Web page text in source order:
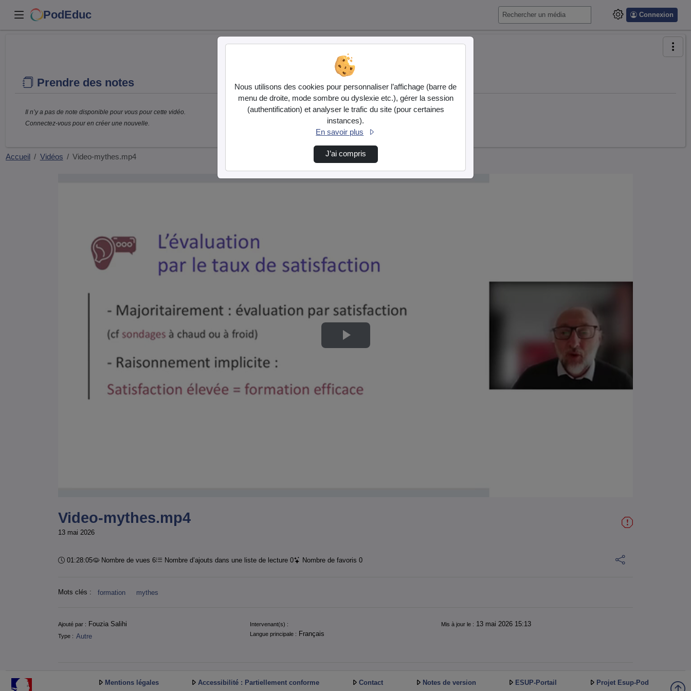
PodEduc Connexion
Prendre des notes
Il n’y a pas de note disponible pour vous pour cette vidéo.
Connectez-vous pour en créer une nouvelle.
Accueil Vidéos Video-mythes.mp4
Lire
vidéo
Video-mythes.mp4
13 mai 2026
Durée :
01:28:05 Nombre de vues 6 Nombre d’ajouts dans une liste de lecture 0 Nombre de favoris 0
Mots clés : formation mythes
Informations
Ajouté par : Fouzia Salihi Intervenant(s) : Mis à jour le : 13 mai 2026 15:13
Type : Autre Langue principale : Français
Mentions légales Accessibilité : Partiellement conforme Contact Notes de version ESUP-Portail Projet Esup-Pod
Nous utilisons des cookies pour personnaliser l’affichage (barre de
menu de droite, mode sombre ou dyslexie etc.), gérer la session
(authentification) et analyser le trafic du site (pour certaines
instances).
En savoir plus
J’ai compris